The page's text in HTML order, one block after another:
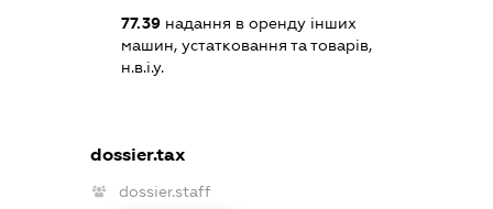
77.39надання в оренду інших
машин, устатковання та товарів,
н.в.і.у.
dossier.tax
dossier.staff